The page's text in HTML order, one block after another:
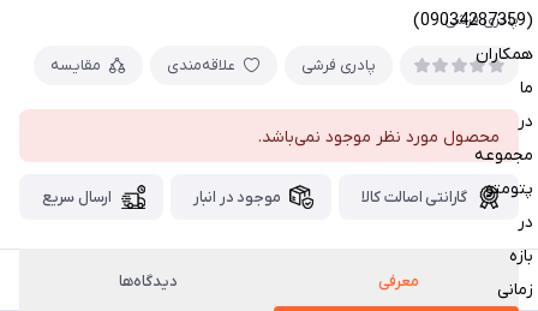
(09034287359)
همکاران
ما
در
مجموعه
پتومتو
در
بازه
زمانی
پادری فرشی
پادری فرشی علاقه‌مندی مقایسه
محصول مورد نظر موجود نمی‌باشد.
گارانتی اصالت کالا موجود در انبار ارسال سریع
معرفی دیدگاه‌ها